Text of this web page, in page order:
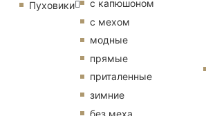
Пуховики
с капюшоном
с мехом
модные
прямые
приталенные
зимние
без меха